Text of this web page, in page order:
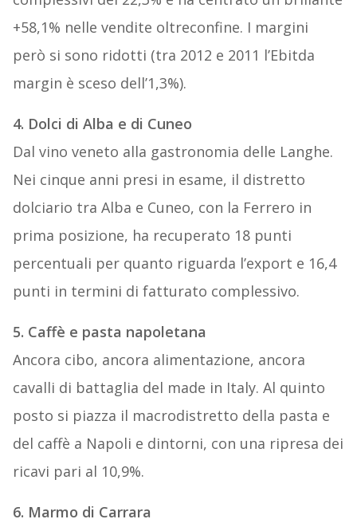
+58,1% nelle vendite oltreconfine. I margini
però si sono ridotti (tra 2012 e 2011 l’Ebitda
margin è sceso dell’1,3%).
4. Dolci di Alba e di Cuneo
Dal vino veneto alla gastronomia delle Langhe.
Nei cinque anni presi in esame, il distretto
dolciario tra Alba e Cuneo, con la Ferrero in
prima posizione, ha recuperato 18 punti
percentuali per quanto riguarda l’export e 16,4
punti in termini di fatturato complessivo.
5. Caffè e pasta napoletana
Ancora cibo, ancora alimentazione, ancora
cavalli di battaglia del made in Italy. Al quinto
posto si piazza il macrodistretto della pasta e
del caffè a Napoli e dintorni, con una ripresa dei
ricavi pari al 10,9%.
6. Marmo di Carrara